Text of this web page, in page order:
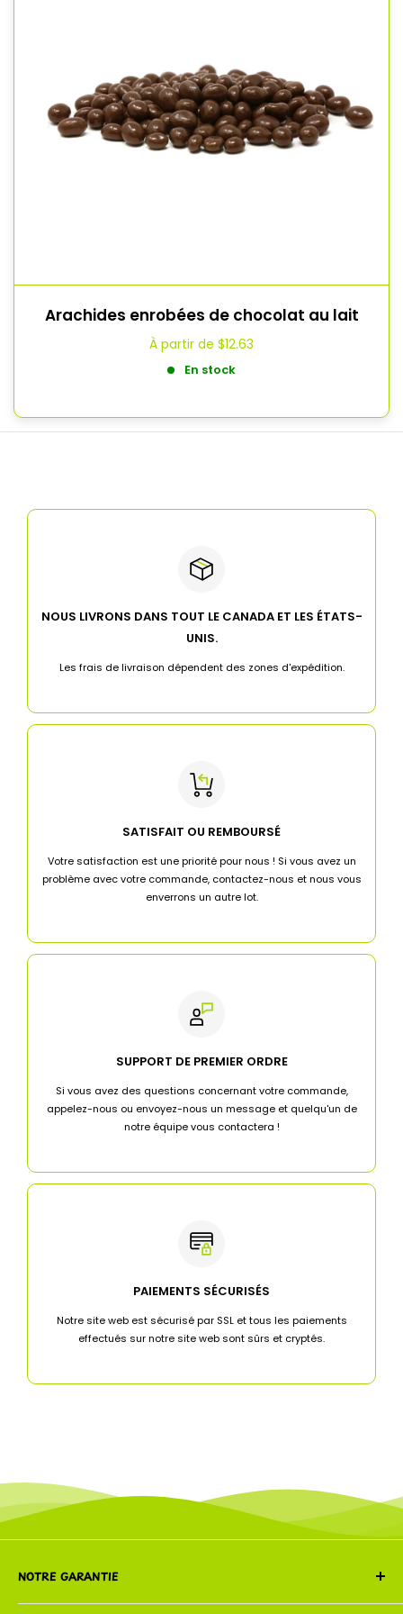
Arachides enrobées de chocolat au lait
À partir de $12.63
En stock
NOUS LIVRONS DANS TOUT LE CANADA ET LES ÉTATS-
UNIS.
Les frais de livraison dépendent des zones d'expédition.
SATISFAIT OU REMBOURSÉ
Votre satisfaction est une priorité pour nous ! Si vous avez un
problème avec votre commande, contactez-nous et nous vous
enverrons un autre lot.
SUPPORT DE PREMIER ORDRE
Si vous avez des questions concernant votre commande,
appelez-nous ou envoyez-nous un message et quelqu'un de
notre équipe vous contactera !
PAIEMENTS SÉCURISÉS
Notre site web est sécurisé par SSL et tous les paiements
effectués sur notre site web sont sûrs et cryptés.
NOTRE GARANTIE
Nous garantissons que chaque commande est